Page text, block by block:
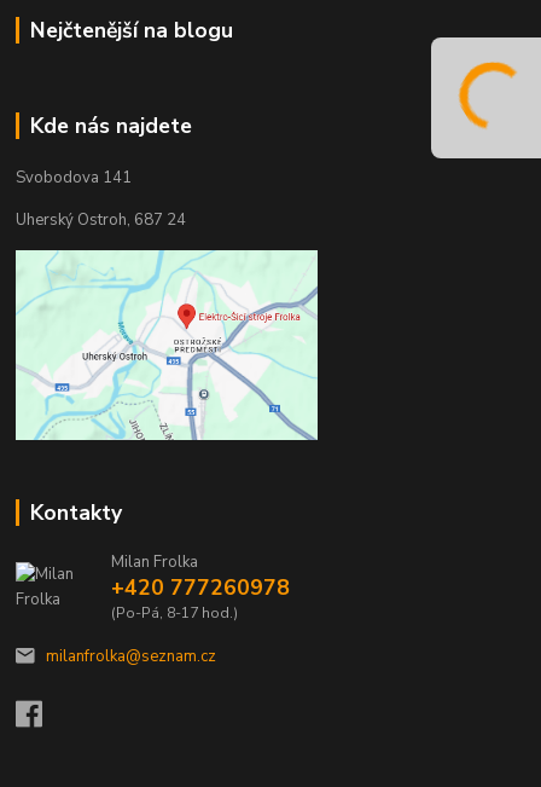
Nejčtenější na blogu
Kde nás najdete
Svobodova 141
Uherský Ostroh, 687 24
Kontakty
Milan Frolka
+420 777260978
(Po-Pá, 8-17 hod.)
milanfrolka@seznam.cz